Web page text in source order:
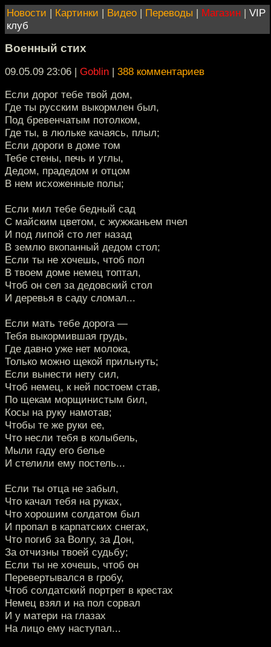
Новости | Картинки | Видео | Переводы | Магазин | VIP
клуб
Военный стих
09.05.09 23:06 | Goblin | 388 комментариев
Если дорог тебе твой дом,
Где ты русским выкормлен был,
Под бревенчатым потолком,
Где ты, в люльке качаясь, плыл;
Если дороги в доме том
Тебе стены, печь и углы,
Дедом, прадедом и отцом
В нем исхоженные полы;
Если мил тебе бедный сад
С майским цветом, с жужжаньем пчел
И под липой сто лет назад
В землю вкопанный дедом стол;
Если ты не хочешь, чтоб пол
В твоем доме немец топтал,
Чтоб он сел за дедовский стол
И деревья в саду сломал...
Если мать тебе дорога —
Тебя выкормившая грудь,
Где давно уже нет молока,
Только можно щекой прильнуть;
Если вынести нету сил,
Чтоб немец, к ней постоем став,
По щекам морщинистым бил,
Косы на руку намотав;
Чтобы те же руки ее,
Что несли тебя в колыбель,
Мыли гаду его белье
И стелили ему постель...
Если ты отца не забыл,
Что качал тебя на руках,
Что хорошим солдатом был
И пропал в карпатских снегах,
Что погиб за Волгу, за Дон,
За отчизны твоей судьбу;
Если ты не хочешь, чтоб он
Перевертывался в гробу,
Чтоб солдатский портрет в крестах
Немец взял и на пол сорвал
И у матери на глазах
На лицо ему наступал...